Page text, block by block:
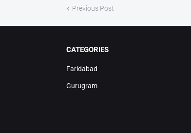
Previous Post
CATEGORIES
Faridabad
Gurugram